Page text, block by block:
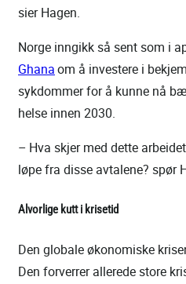
sier Hagen.
Norge inngikk så sent som i
Ghanaom å investere i
sykdommer for å kunne nå
helse innen 2030.
– Hva skjer med dette
løpe fra disse avtalene? spør
Alvorlige kutt i krisetid
Den globale økonomiske
Den forverrer allerede store